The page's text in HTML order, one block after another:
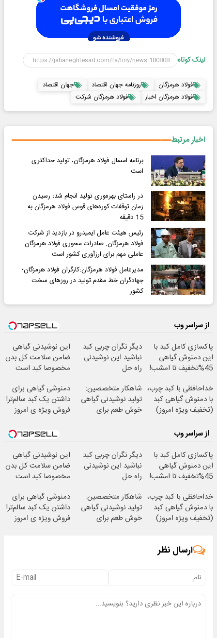
لینک کوتاه
فولاد هرمزگان روزنامه جهان اقتصاد
جهان اقتصاد
فولاد هرمزگان اخبار
فولاد هرمزگان شرکت
اخبار مرتبط
برنامه امسال فولاد هرمزگان، تولید حداکثری
است
در راستای بهره‌وری تولید انجام شد؛ رسیدن
زمان توقفات کوره‌های قوس فولاد هرمزگان به
15 دقیقه
رئیس هیئت عامل ایمیدرو در بازدید از شرکت
فولاد هرمزگان: صادرات محوری فولاد هرمزگان
عاملی مهم برای ارزآوری کشور است
مدیرعامل فولاد هرمزگان:کارگران فولاد هرمزگان؛
جهادگران خط مقدم تولید در روزهای سخت
کشور
از سراسر وب
پاکسازی کامل کبد با
این دمنوش گیاهی
45%تخفیف تا امشب!
دیگر نگران چربی کبد
نباشید این نوشیدنی
راه حل
این نوشیدنی گیاهی
ضامن سلامت کل بدن
مخصوصا کبد است
خداحافظی با کبد چرب،
با دمنوش گیاهی کبد
(تخفیف ویژه امروز)
شاهکار متخصصین:
تولید نوشیدنی گیاهی
خوش طعم برای
دمنوشی گیاهی برای
داشتن یک کبد سالم‌تر!
فروش ویژه ی امروز
از سراسر وب
پاکسازی کامل کبد با
این دمنوش گیاهی
45%تخفیف تا امشب!
دیگر نگران چربی کبد
نباشید این نوشیدنی
راه حل
این نوشیدنی گیاهی
ضامن سلامت کل بدن
مخصوصا کبد است
خداحافظی با کبد چرب،
با دمنوش گیاهی کبد
(تخفیف ویژه امروز)
شاهکار متخصصین:
تولید نوشیدنی گیاهی
خوش طعم برای
دمنوشی گیاهی برای
داشتن یک کبد سالم‌تر!
فروش ویژه ی امروز
ارسال نظر